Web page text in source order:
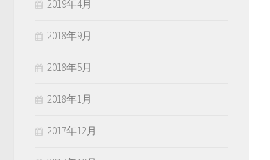
2019年4月
2018年9月
2018年5月
2018年1月
2017年12月